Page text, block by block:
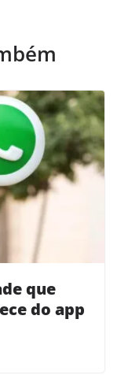
que
do app